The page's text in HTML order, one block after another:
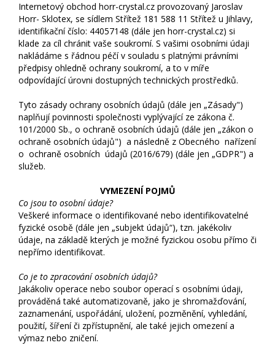
Internetový obchod horr-crystal.cz provozovaný Jaroslav
Horr- Sklotex, se sídlem Střítež 181 588 11 Střítež u Jihlavy,
identifikační číslo: 44057148 (dále jen horr-crystal.cz) si
klade za cíl chránit vaše soukromí. S vašimi osobními údaji
nakládáme s řádnou péčí v souladu s platnými právními
předpisy ohledně ochrany soukromí, a to v míře
odpovídající úrovni dostupných technických prostředků.
Tyto zásady ochrany osobních údajů (dále jen „Zásady")
naplňují povinnosti společnosti vyplývající ze zákona č.
101/2000 Sb., o ochraně osobních údajů (dále jen „zákon o
ochraně osobních údajů") a následně z Obecného nařízení
o ochraně osobních údajů (2016/679) (dále jen „GDPR") a
služeb.
VYMEZENÍ POJMŮ
Co jsou to osobní údaje?
Veškeré informace o identifikované nebo identifikovatelné
fyzické osobě (dále jen „subjekt údajů“), tzn. jakékoliv
údaje, na základě kterých je možné fyzickou osobu přímo či
nepřímo identifikovat.
Co je to zpracování osobních údajů?
Jakákoliv operace nebo soubor operací s osobními údaji,
prováděná také automatizovaně, jako je shromažďování,
zaznamenání, uspořádání, uložení, pozměnění, vyhledání,
použití, šíření či zpřístupnění, ale také jejich omezení a
výmaz nebo zničení.